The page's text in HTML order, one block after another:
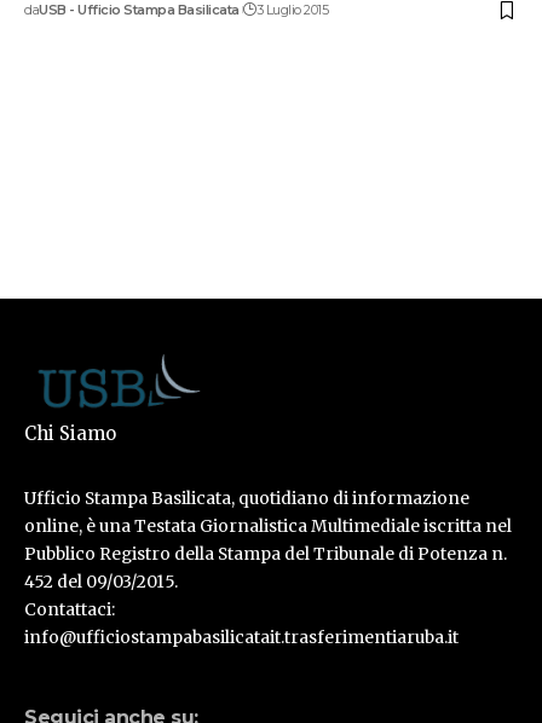
daUSB - Ufficio Stampa Basilicata 3 Luglio 2015
Chi Siamo
Ufficio Stampa Basilicata, quotidiano di informazione
online, è una Testata Giornalistica Multimediale iscritta nel
Pubblico Registro della Stampa del Tribunale di Potenza n.
452 del 09/03/2015.
Contattaci:
info@ufficiostampabasilicatait.trasferimentiaruba.it
Seguici anche su: